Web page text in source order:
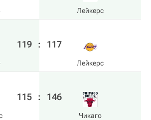
Лейкерс
119 : 117
Лейкерс
115 : 146
Чикаго